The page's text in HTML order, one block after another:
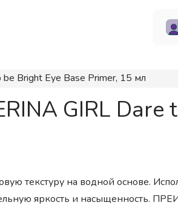
Bright Eye Base Primer, 15 мл
GIRL
текстуру на водной основе.
яркость и насыщенность.